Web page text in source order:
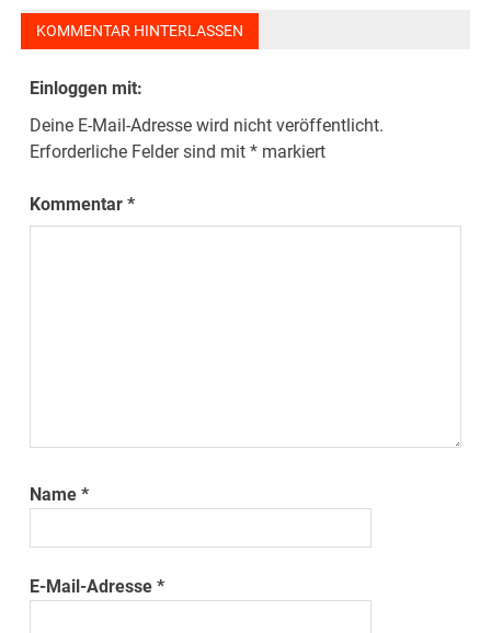
KOMMENTAR HINTERLASSEN
Einloggen mit:
Deine E-Mail-Adresse wird nicht veröffentlicht.
Erforderliche Felder sind mit* markiert
Kommentar*
Name*
E-Mail-Adresse*